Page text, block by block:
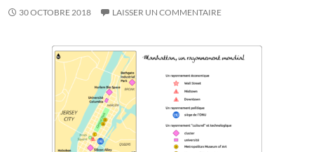
30 OCTOBRE 2018 LAISSER UN COMMENTAIRE